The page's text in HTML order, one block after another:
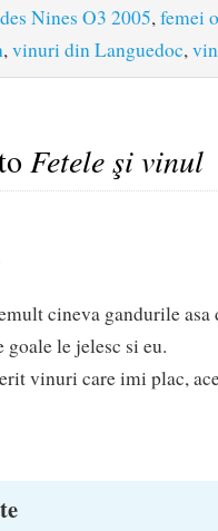
Nines O3 2005,femei
,vinuri din Languedoc,
Fetele şi vinul
cineva gandurile asa
goale le jelesc si eu.
vinuri care imi plac,